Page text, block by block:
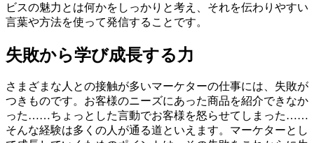
ビスの魅力とは何かをしっかりと考え、それを伝わりやすい
言葉や方法を使って発信することです。
失敗から学び成長する力
さまざまな人との接触が多いマーケターの仕事には、失敗が
つきものです。お客様のニーズにあった商品を紹介できなか
った……ちょっとした言動でお客様を怒らせてしまった……
そんな経験は多くの人が通る道といえます。マーケターとし